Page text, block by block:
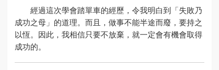
經過這次學會踏單車的經歷，令我明白到「失敗乃
成功之母」的道理。而且，做事不能半途而廢，要持之
以恆。因此，我相信只要不放棄，就一定會有機會取得
成功的。